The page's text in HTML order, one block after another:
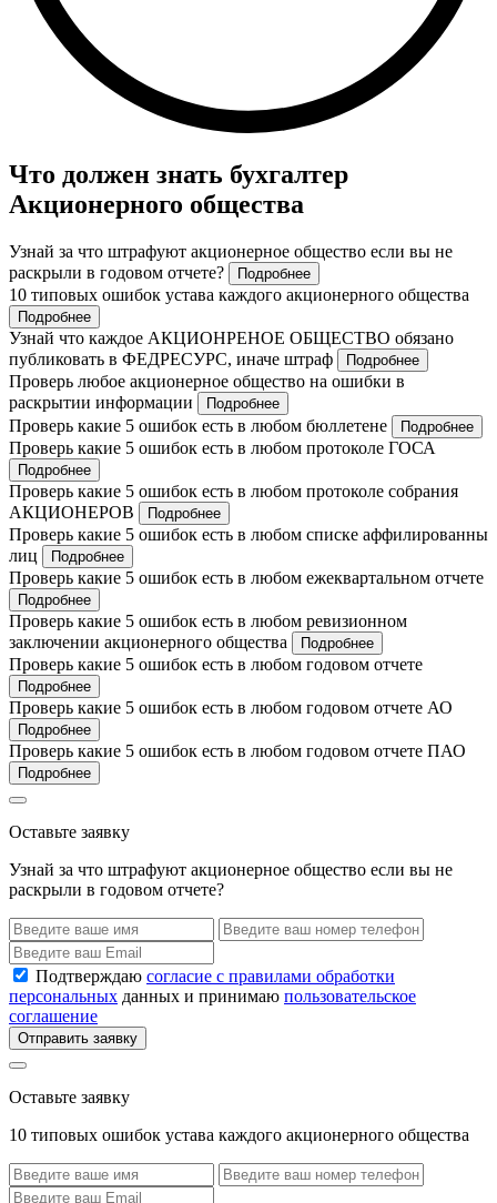
Что должен знать бухгалтер
Акционерного общества
Узнай за что штрафуют акционерное общество если вы не
раскрыли в годовом отчете?
Подробнее
10 типовых ошибок устава каждого акционерного общества
Подробнее
Узнай что каждое АКЦИОНРЕНОЕ ОБЩЕСТВО обязано
публиковать в ФЕДРЕСУРС, иначе штраф
Подробнее
Проверь любое акционерное общество на ошибки в
раскрытии информации
Подробнее
Проверь какие 5 ошибок есть в любом бюллетене Подробнее
Проверь какие 5 ошибок есть в любом протоколе ГОСА
Подробнее
Проверь какие 5 ошибок есть в любом протоколе собрания
АКЦИОНЕРОВ
Подробнее
Проверь какие 5 ошибок есть в любом списке аффилированны
лиц
Подробнее
Проверь какие 5 ошибок есть в любом ежеквартальном отчете
Подробнее
Проверь какие 5 ошибок есть в любом ревизионном
заключении акционерного общества
Подробнее
Проверь какие 5 ошибок есть в любом годовом отчете
Подробнее
Проверь какие 5 ошибок есть в любом годовом отчете АО
Подробнее
Проверь какие 5 ошибок есть в любом годовом отчете ПАО
Подробнее
Оставьте заявку
Узнай за что штрафуют акционерное общество если вы не
раскрыли в годовом отчете?
Подтверждаю согласие с правилами обработки
персональных данных и принимаю пользовательское
соглашение
Отправить заявку
Оставьте заявку
10 типовых ошибок устава каждого акционерного общества